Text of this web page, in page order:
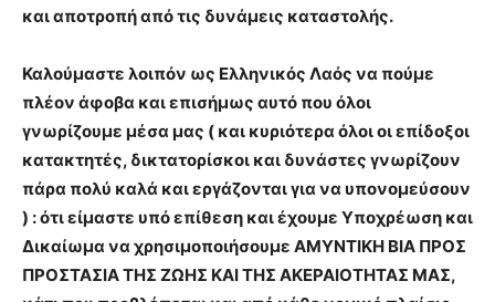
και αποτροπή από τις δυνάμεις καταστολής.
Καλούμαστε λοιπόν ως Ελληνικός Λαός να πούμε
πλέον άφοβα και επισήμως αυτό που όλοι
γνωρίζουμε μέσα μας ( και κυριότερα όλοι οι επίδοξοι
κατακτητές, δικτατορίσκοι και δυνάστες γνωρίζουν
πάρα πολύ καλά και εργάζονται για να υπονομεύσουν
) : ότι είμαστε υπό επίθεση και έχουμε Υποχρέωση και
Δικαίωμα να χρησιμοποιήσουμε ΑΜΥΝΤΙΚΗ ΒΙΑ ΠΡΟΣ
ΠΡΟΣΤΑΣΙΑ ΤΗΣ ΖΩΗΣ ΚΑΙ ΤΗΣ ΑΚΕΡΑΙΟΤΗΤΑΣ ΜΑΣ,